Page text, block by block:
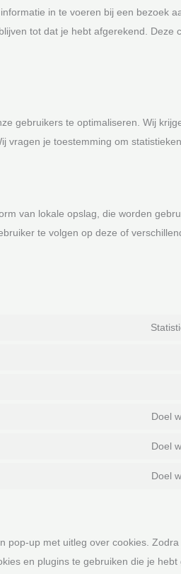
in te voeren bij een bezoek
tot dat je hebt afgerekend. Deze
gebruikers te optimaliseren. Wij
vragen je toestemming om
van lokale opslag, die worden
te volgen op deze of
Doel
Doel
Doel
up met uitleg over cookies. Zodra
en plugins te gebruiken die je